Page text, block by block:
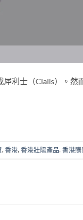
犀利士（Cialis）。然
, 香港, 香港壯陽產品, 香港購